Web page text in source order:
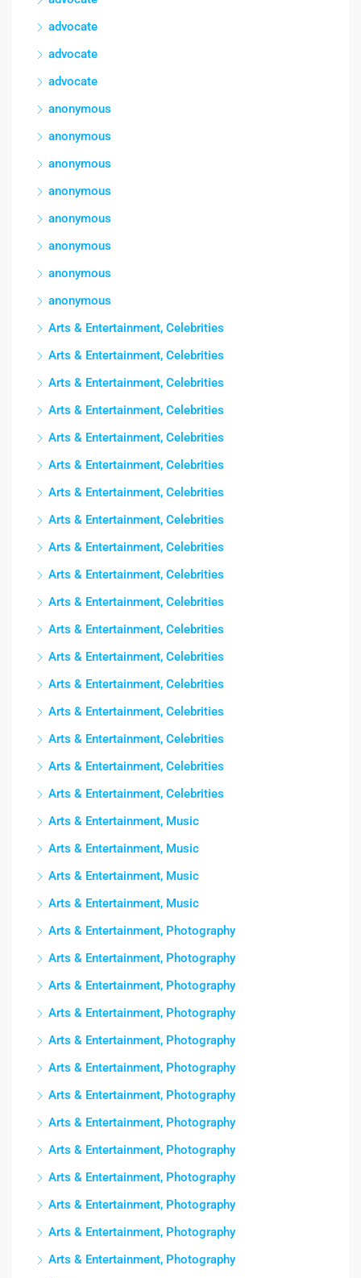
advocate
advocate
advocate
anonymous
anonymous
anonymous
anonymous
anonymous
anonymous
anonymous
anonymous
Arts & Entertainment, Celebrities
Arts & Entertainment, Celebrities
Arts & Entertainment, Celebrities
Arts & Entertainment, Celebrities
Arts & Entertainment, Celebrities
Arts & Entertainment, Celebrities
Arts & Entertainment, Celebrities
Arts & Entertainment, Celebrities
Arts & Entertainment, Celebrities
Arts & Entertainment, Celebrities
Arts & Entertainment, Celebrities
Arts & Entertainment, Celebrities
Arts & Entertainment, Celebrities
Arts & Entertainment, Celebrities
Arts & Entertainment, Celebrities
Arts & Entertainment, Celebrities
Arts & Entertainment, Celebrities
Arts & Entertainment, Celebrities
Arts & Entertainment, Music
Arts & Entertainment, Music
Arts & Entertainment, Music
Arts & Entertainment, Music
Arts & Entertainment, Photography
Arts & Entertainment, Photography
Arts & Entertainment, Photography
Arts & Entertainment, Photography
Arts & Entertainment, Photography
Arts & Entertainment, Photography
Arts & Entertainment, Photography
Arts & Entertainment, Photography
Arts & Entertainment, Photography
Arts & Entertainment, Photography
Arts & Entertainment, Photography
Arts & Entertainment, Photography
Arts & Entertainment, Photography